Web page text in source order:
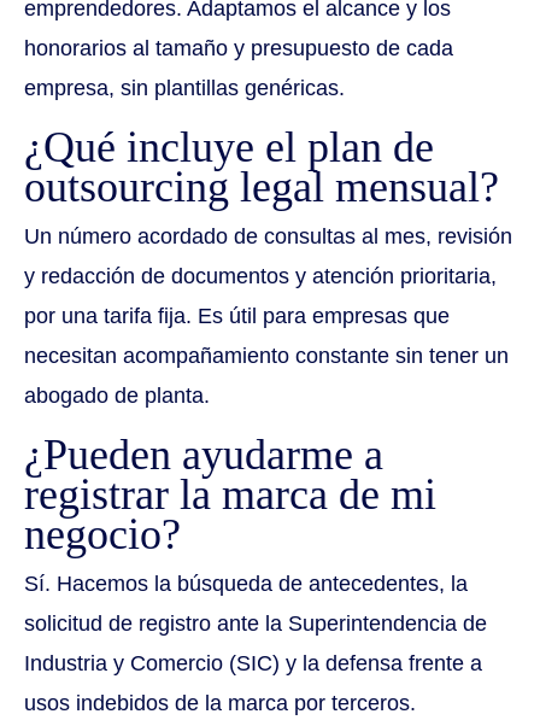
emprendedores. Adaptamos el alcance y los
honorarios al tamaño y presupuesto de cada
empresa, sin plantillas genéricas.
¿Qué incluye el plan de
outsourcing legal mensual?
Un número acordado de consultas al mes, revisión
y redacción de documentos y atención prioritaria,
por una tarifa fija. Es útil para empresas que
necesitan acompañamiento constante sin tener un
abogado de planta.
¿Pueden ayudarme a
registrar la marca de mi
negocio?
Sí. Hacemos la búsqueda de antecedentes, la
solicitud de registro ante la Superintendencia de
Industria y Comercio (SIC) y la defensa frente a
usos indebidos de la marca por terceros.